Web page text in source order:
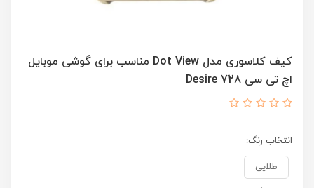
کیف کلاسوری مدل Dot View مناسب برای گوشی موبایل
اچ تی سی Desire 728
انتخاب رنگ:
طلایی